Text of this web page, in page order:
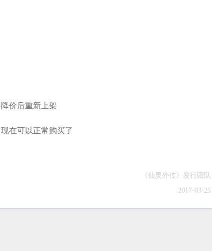
价后重新上架
在可以正常购买了
《仙灵外传》发行团队
2017-03-25